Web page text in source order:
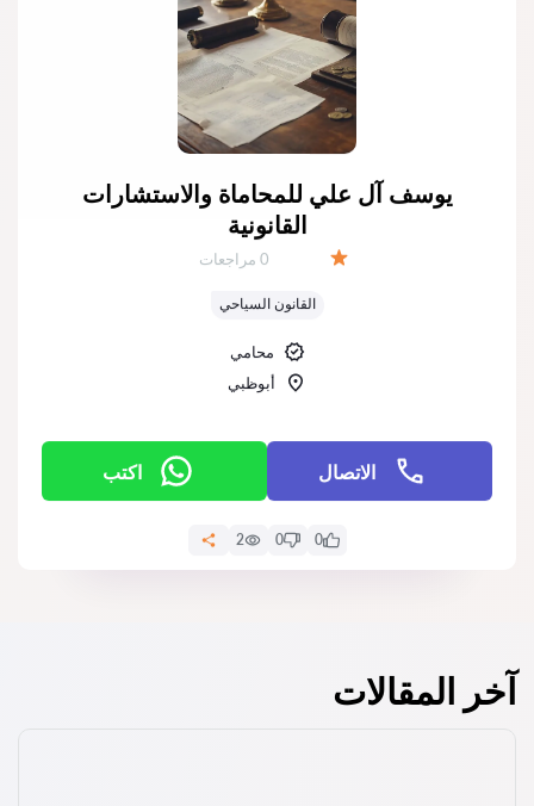
يوسف آل علي للمحاماة والاستشارات
القانونية
عدد المراجعات:
0 مراجعات
القانون السياحي
محامي
أبوظبي
الاتصال اكتب
0
0
2
آخر المقالات